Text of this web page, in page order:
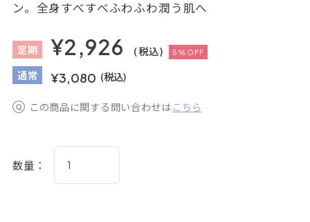
ン。全身すべすべふわふわ潤う肌へ
定期 ¥2,926 (税込) 5%OFF
通常 ¥3,080 (税込)
この商品に関する問い合わせは こちら
数量：